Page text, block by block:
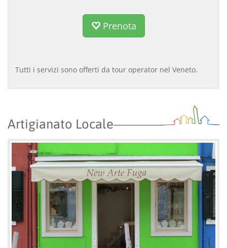
Prenota
Tutti i servizi sono offerti da tour operator nel Veneto.
Artigianato Locale